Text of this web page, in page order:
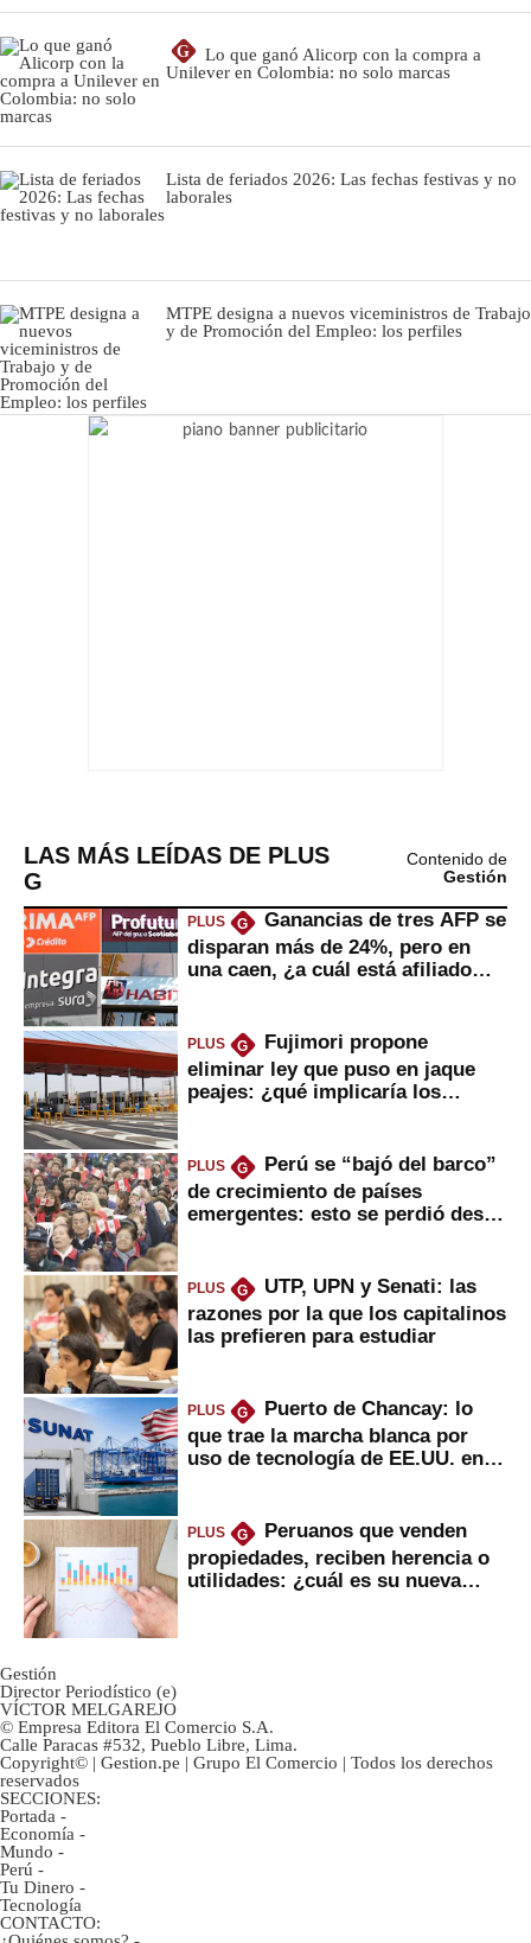
G
Lo que ganó Alicorp con la compra a
Unilever en Colombia: no solo marcas
Lista de feriados 2026: Las fechas festivas y no
laborales
MTPE designa a nuevos viceministros de Trabajo
y de Promoción del Empleo: los perfiles
LAS MÁS LEÍDAS DE PLUS
G
Contenido de
Gestión
PLUS G
Ganancias de tres AFP se
disparan más de 24%, pero en
una caen, ¿a cuál está afiliado
PLUS G
Fujimori propone
eliminar ley que puso en jaque
peajes: ¿qué implicaría los
PLUS G
Perú se “bajó del barco”
de crecimiento de países
emergentes: esto se perdió desde
PLUS G
UTP, UPN y Senati: las
razones por la que los capitalinos
las prefieren para estudiar
PLUS G
Puerto de Chancay: lo
que trae la marcha blanca por
uso de tecnología de EE.UU. en
PLUS G
Peruanos que venden
propiedades, reciben herencia o
utilidades: ¿cuál es su nueva
Gestión
Director Periodístico (e)
VÍCTOR MELGAREJO
© Empresa Editora El Comercio S.A.
Calle Paracas #532, Pueblo Libre, Lima.
Copyright© | Gestion.pe | Grupo El Comercio | Todos los derechos
reservados
SECCIONES:
Portada -
Economía -
Mundo -
Perú -
Tu Dinero -
Tecnología
CONTACTO: